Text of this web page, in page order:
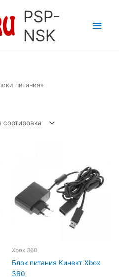
PSP-
NSK
питания»
Xbox 360
Блок питания Кинект Xbox
360